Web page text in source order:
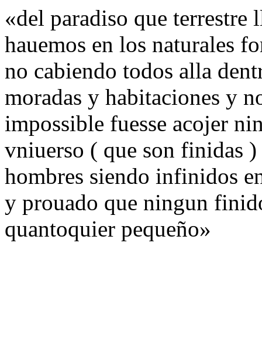
«del paradiso que terrestre
hauemos en los naturales
no cabiendo todos alla
moradas y habitaciones y
impossible fuesse acojer
vniuerso ( que son finidas
hombres siendo infinidos
y prouado que ningun
quantoquier pequeño»